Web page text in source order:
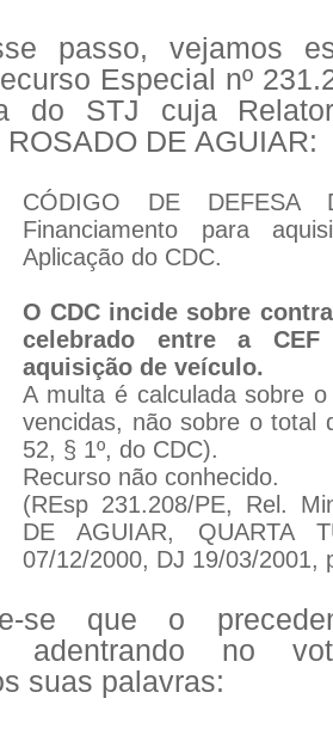
passo, vejamos
Especial nº
do STJ cuja
DE AGUIAR:
CÓDIGO DE DEFESA
Financiamento para
Aplicação do CDC.
O CDC incide sobre
celebrado entre a
aquisição de veículo.
A multa é calculada sobre
vencidas, não sobre o total
52, § 1º, do CDC).
Recurso não conhecido.
(REsp 231.208/PE, Rel.
DE AGUIAR, QUARTA
07/12/2000, DJ 19/03/2001,
se que o
adentrando no
suas palavras: